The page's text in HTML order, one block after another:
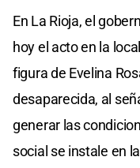
En La Rioja, el
hoy el acto en la
figura de Evelina
desaparecida, al
generar las
social se instale en